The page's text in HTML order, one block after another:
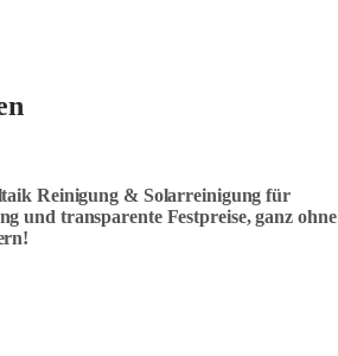
Reinigung & Solarreinigung für
und transparente Festpreise, ganz ohne